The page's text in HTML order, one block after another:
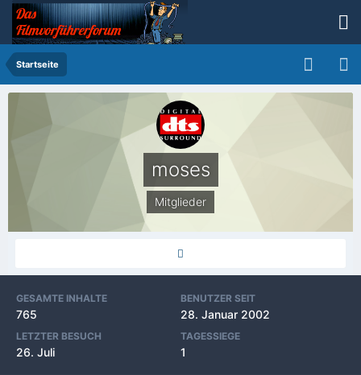
Startseite
moses
Mitglieder
GESAMTE INHALTE
765
BENUTZER SEIT
28. Januar 2002
LETZTER BESUCH
26. Juli
TAGESSIEGE
1